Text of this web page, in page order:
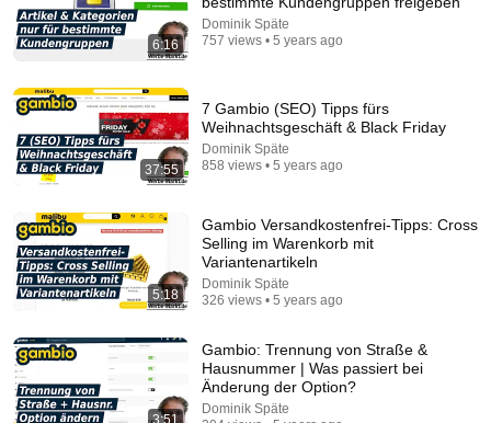
03 | Creating Your First Git Repository |
Understanding git init and Local Repositories
New 3 views
6:16
Dominik Späte
757 views • 5 years ago
37:55
7 Gambio (SEO) Tipps fürs
Weihnachtsgeschäft & Black Friday
Dominik Späte
858 views • 5 years ago
5:18
Gambio Versandkostenfrei-Tipps: Cross
Selling im Warenkorb mit
Variantenartikeln
Dominik Späte
326 views • 5 years ago
3:51
Gambio: Trennung von Straße &
Hausnummer | Was passiert bei
Änderung der Option?
Dominik Späte